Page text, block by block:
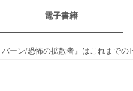
電子書籍
バーン/恐怖の拡散者』はこれまで